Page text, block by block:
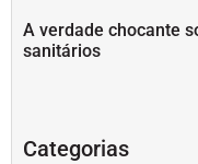
A verdade chocante
sanitários
Categorias